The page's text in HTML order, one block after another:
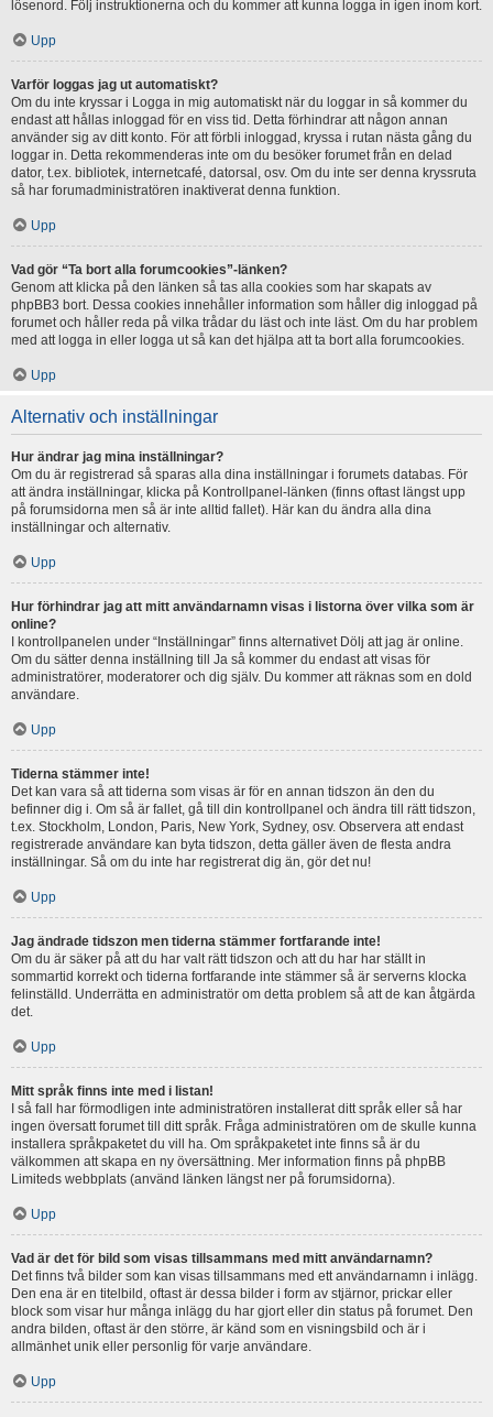
lösenord. Följ instruktionerna och du kommer att kunna logga in igen inom kort.
Upp
Varför loggas jag ut automatiskt?
Om du inte kryssar i Logga in mig automatiskt när du loggar in så kommer du
endast att hållas inloggad för en viss tid. Detta förhindrar att någon annan
använder sig av ditt konto. För att förbli inloggad, kryssa i rutan nästa gång du
loggar in. Detta rekommenderas inte om du besöker forumet från en delad
dator, t.ex. bibliotek, internetcafé, datorsal, osv. Om du inte ser denna kryssruta
så har forumadministratören inaktiverat denna funktion.
Upp
Vad gör “Ta bort alla forumcookies”-länken?
Genom att klicka på den länken så tas alla cookies som har skapats av
phpBB3 bort. Dessa cookies innehåller information som håller dig inloggad på
forumet och håller reda på vilka trådar du läst och inte läst. Om du har problem
med att logga in eller logga ut så kan det hjälpa att ta bort alla forumcookies.
Upp
Alternativ och inställningar
Hur ändrar jag mina inställningar?
Om du är registrerad så sparas alla dina inställningar i forumets databas. För
att ändra inställningar, klicka på Kontrollpanel-länken (finns oftast längst upp
på forumsidorna men så är inte alltid fallet). Här kan du ändra alla dina
inställningar och alternativ.
Upp
Hur förhindrar jag att mitt användarnamn visas i listorna över vilka som är
online?
I kontrollpanelen under “Inställningar” finns alternativet Dölj att jag är online.
Om du sätter denna inställning till Ja så kommer du endast att visas för
administratörer, moderatorer och dig själv. Du kommer att räknas som en dold
användare.
Upp
Tiderna stämmer inte!
Det kan vara så att tiderna som visas är för en annan tidszon än den du
befinner dig i. Om så är fallet, gå till din kontrollpanel och ändra till rätt tidszon,
t.ex. Stockholm, London, Paris, New York, Sydney, osv. Observera att endast
registrerade användare kan byta tidszon, detta gäller även de flesta andra
inställningar. Så om du inte har registrerat dig än, gör det nu!
Upp
Jag ändrade tidszon men tiderna stämmer fortfarande inte!
Om du är säker på att du har valt rätt tidszon och att du har har ställt in
sommartid korrekt och tiderna fortfarande inte stämmer så är serverns klocka
felinställd. Underrätta en administratör om detta problem så att de kan åtgärda
det.
Upp
Mitt språk finns inte med i listan!
I så fall har förmodligen inte administratören installerat ditt språk eller så har
ingen översatt forumet till ditt språk. Fråga administratören om de skulle kunna
installera språkpaketet du vill ha. Om språkpaketet inte finns så är du
välkommen att skapa en ny översättning. Mer information finns på phpBB
Limiteds webbplats (använd länken längst ner på forumsidorna).
Upp
Vad är det för bild som visas tillsammans med mitt användarnamn?
Det finns två bilder som kan visas tillsammans med ett användarnamn i inlägg.
Den ena är en titelbild, oftast är dessa bilder i form av stjärnor, prickar eller
block som visar hur många inlägg du har gjort eller din status på forumet. Den
andra bilden, oftast är den större, är känd som en visningsbild och är i
allmänhet unik eller personlig för varje användare.
Upp